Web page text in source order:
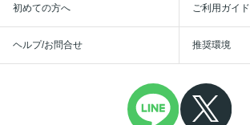
初めての方へ ご利用ガイド
ヘルプ/お問合せ 推奨環境